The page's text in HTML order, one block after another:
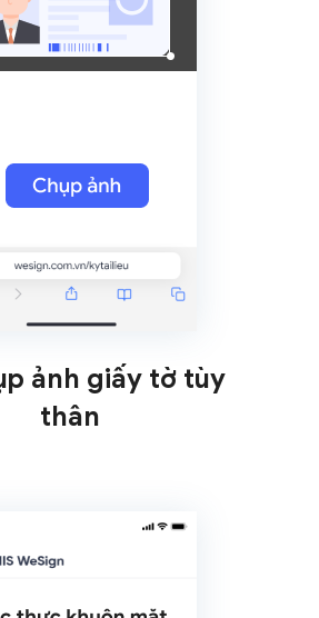
ảnh giấy tờ tùy
thân